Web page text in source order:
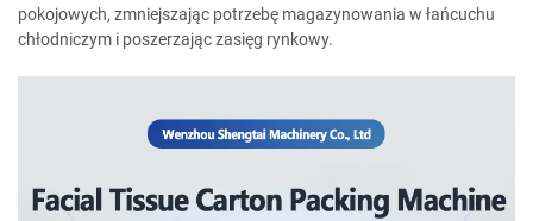
pokojowych, zmniejszając potrzebę magazynowania w łańcuchu
chłodniczym i poszerzając zasięg rynkowy.